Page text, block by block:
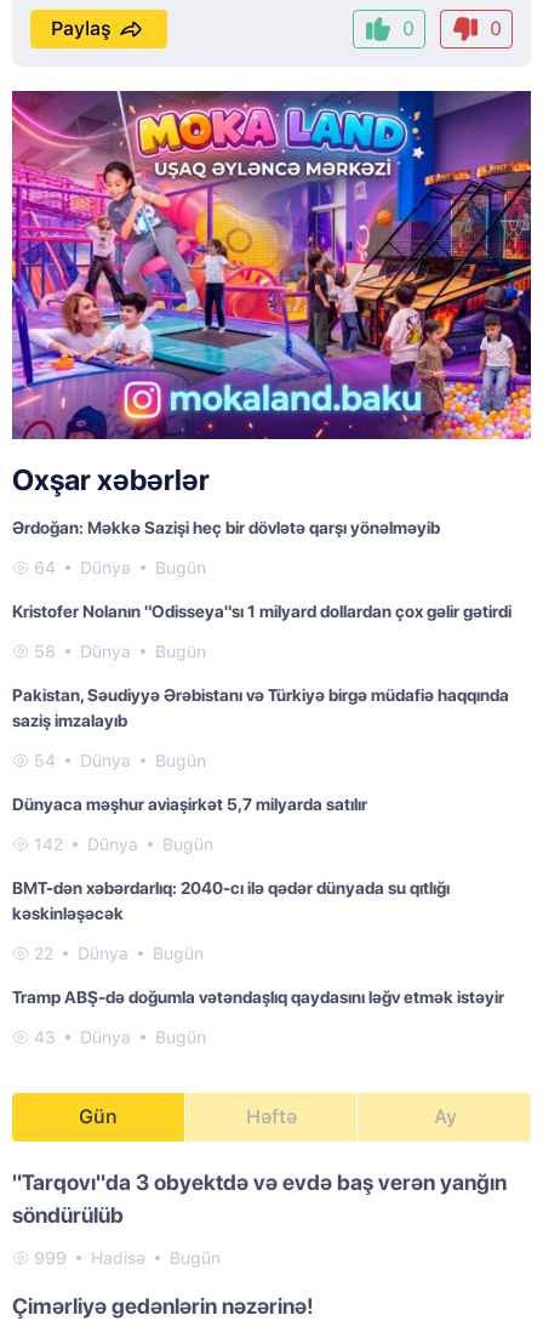
0 0
Paylaş
Oxşar xəbərlər
Ərdoğan: Məkkə Sazişi heç bir dövlətə qarşı yönəlməyib
64 Dünya Bugün
Kristofer Nolanın "Odisseya"sı 1 milyard dollardan çox gəlir gətirdi
58 Dünya Bugün
Pakistan, Səudiyyə Ərəbistanı və Türkiyə birgə müdafiə haqqında
saziş imzalayıb
54 Dünya Bugün
Dünyaca məşhur aviaşirkət 5,7 milyarda satılır
142 Dünya Bugün
BMT-dən xəbərdarlıq: 2040-cı ilə qədər dünyada su qıtlığı
kəskinləşəcək
22 Dünya Bugün
Tramp ABŞ-də doğumla vətəndaşlıq qaydasını ləğv etmək istəyir
43 Dünya Bugün
Gün Həftə Ay
"Tarqovı"da 3 obyektdə və evdə baş verən yanğın
söndürülüb
999 Hadisə Bugün
Çimərliyə gedənlərin nəzərinə!